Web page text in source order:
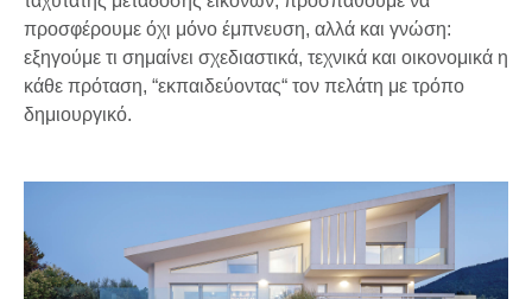
προσφέρουμε όχι μόνο έμπνευση, αλλά και γνώση:
εξηγούμε τι σημαίνει σχεδιαστικά, τεχνικά και οικονομικά η
κάθε πρόταση, “εκπαιδεύοντας“ τον πελάτη με τρόπο
δημιουργικό.